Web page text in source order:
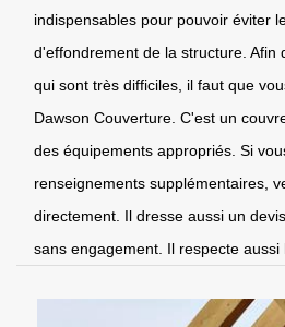
indispensables pour pouvoir éviter
d'effondrement de la structure. Afin
qui sont très difficiles, il faut que
Dawson Couverture. C'est un
des équipements appropriés. Si
renseignements supplémentaires,
directement. Il dresse aussi un
sans engagement. Il respecte aussi